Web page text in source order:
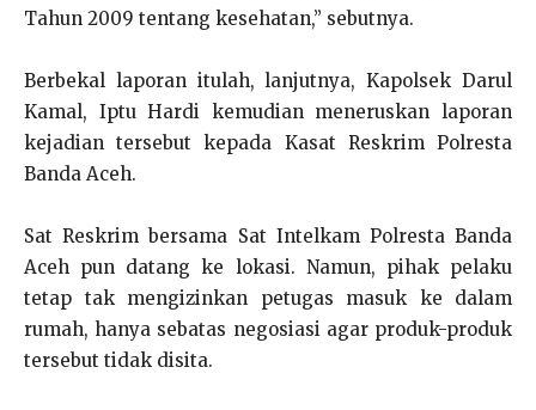
Tahun 2009 tentang kesehatan,” sebutnya.
Berbekal laporan itulah, lanjutnya, Kapolsek Darul
Kamal, Iptu Hardi kemudian meneruskan laporan
kejadian tersebut kepada Kasat Reskrim Polresta
Banda Aceh.
Sat Reskrim bersama Sat Intelkam Polresta Banda
Aceh pun datang ke lokasi. Namun, pihak pelaku
tetap tak mengizinkan petugas masuk ke dalam
rumah, hanya sebatas negosiasi agar produk-produk
tersebut tidak disita.